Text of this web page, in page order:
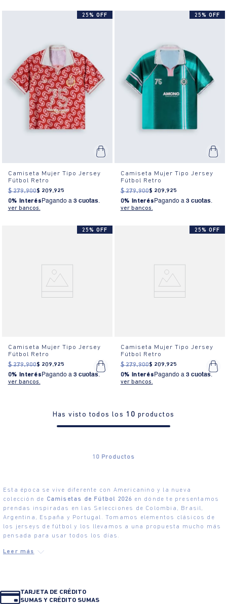
25% OFF
Camiseta Mujer Tipo Jersey
Fútbol Retro
$ 279.900$ 209.925
0% Interés Pagando a 3 cuotas.
ver bancos.
25% OFF
Camiseta Mujer Tipo Jersey
Fútbol Retro
$ 279.900$ 209.925
0% Interés Pagando a 3 cuotas.
ver bancos.
25% OFF
Camiseta Mujer Tipo Jersey
Fútbol Retro
$ 279.900$ 209.925
0% Interés Pagando a 3 cuotas.
ver bancos.
25% OFF
Camiseta Mujer Tipo Jersey
Fútbol Retro
$ 279.900$ 209.925
0% Interés Pagando a 3 cuotas.
ver bancos.
Has visto todos los 10 productos
10 Productos
Esta época se vive diferente con Americanino y la nueva
colección de Camisetas de Fútbol 2026 en dónde te presentamos
prendas inspiradas en las Selecciones de Colombia, Brasil,
Argentina, España y Portugal. Tomamos elementos clásicos de
los jerseys de fútbol y los llevamos a una propuesta mucho más
pensada para usar todos los días.
TARJETA DE CRÉDITO
SUMAS Y CRÉDITO SUMAS